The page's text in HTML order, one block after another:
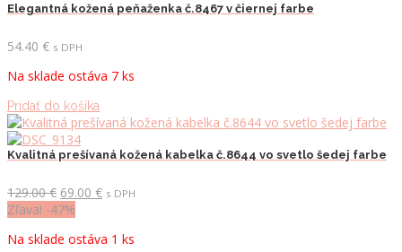
Elegantná kožená peňaženka č.8467 v čiernej farbe
54.40 € s DPH
Na sklade ostáva 7 ks
Pridať do košíka
Kvalitná prešívaná kožená kabelka č.8644 vo svetlo šedej farbe
129.00€ Pôvodná
cena
129.00 €.
69.00 €Aktuálna
69.00 €.
s DPH
Zľava! -47%
Na sklade ostáva 1 ks